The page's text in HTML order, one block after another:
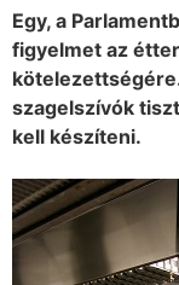
Egy, a
figyelmet az
szagelszívók
kell készíteni.